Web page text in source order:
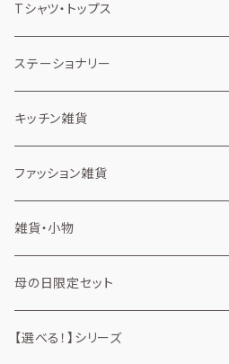
Tシャツ・トップス
半袖Tシャツ
長袖・ロンT
ステーショナリー
ノート
消しゴム
キッチン雑貨
カップスリーブ
弁当箱
タンブラー
ファッション雑貨
タオル
ミニタオル
風呂敷
トートバッグ
雑貨・小物
缶・ケース
アルミスクリュー缶
ミラー
母の日限定セット
【選べる！】シリーズ